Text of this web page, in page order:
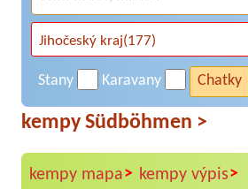
Stany Karavany Chatky
kempy Südböhmen >
kempy mapa> kempy výpis>